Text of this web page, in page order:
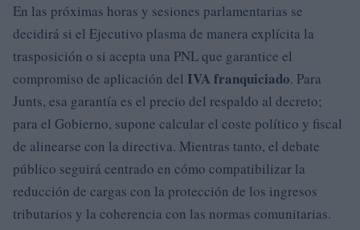
En las próximas horas y sesiones parlamentarias se
decidirá si el Ejecutivo plasma de manera explícita la
trasposición o si acepta una PNL que garantice el
compromiso de aplicación del IVA franquiciado. Para
Junts, esa garantía es el precio del respaldo al decreto;
para el Gobierno, supone calcular el coste político y fiscal
de alinearse con la directiva. Mientras tanto, el debate
público seguirá centrado en cómo compatibilizar la
reducción de cargas con la protección de los ingresos
tributarios y la coherencia con las normas comunitarias.